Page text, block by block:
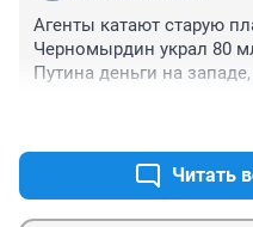
Агенты катают старую
Черномырдин украл 80
Путина деньги на
Читать